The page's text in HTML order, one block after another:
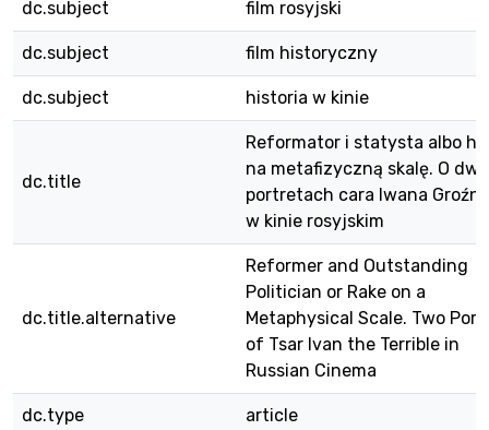
dc.subject film rosyjski
dc.subject film historyczny
dc.subject historia w kinie
dc.title
Reformator i statysta albo
na metafizyczną skalę. O
portretach cara Iwana
w kinie rosyjskim
dc.title.alternative
Reformer and Outstanding
Politician or Rake on a
Metaphysical Scale. Two
of Tsar Ivan the Terrible in
Russian Cinema
dc.type article